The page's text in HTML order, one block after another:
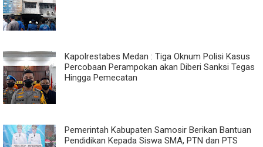
Kapolrestabes Medan : Tiga Oknum Polisi Kasus
Percobaan Perampokan akan Diberi Sanksi Tegas
Hingga Pemecatan
Pemerintah Kabupaten Samosir Berikan Bantuan
Pendidikan Kepada Siswa SMA, PTN dan PTS